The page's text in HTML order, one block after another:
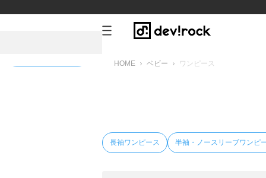
HOME ベビー ワンピース
長袖ワンピース 半袖・ノースリーブワンピ